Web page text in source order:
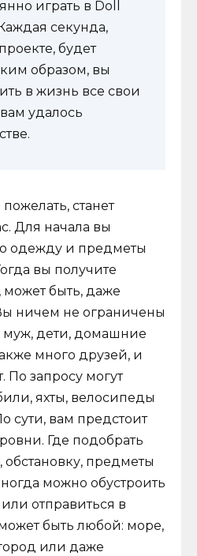
играть в Doll
секунда,
будет
образом, вы
в жизнь все свои
удалось
станет
Для начала вы
одежду и предметы
вы получите
быть, даже
ничем не ограничены
муж, дети, домашние
много друзей, и
По запросу могут
яхты, велосипеды
сути, вам предстоит
Где подобрать
предметы
можно обустроить
отправиться в
быть любой: море,
или даже